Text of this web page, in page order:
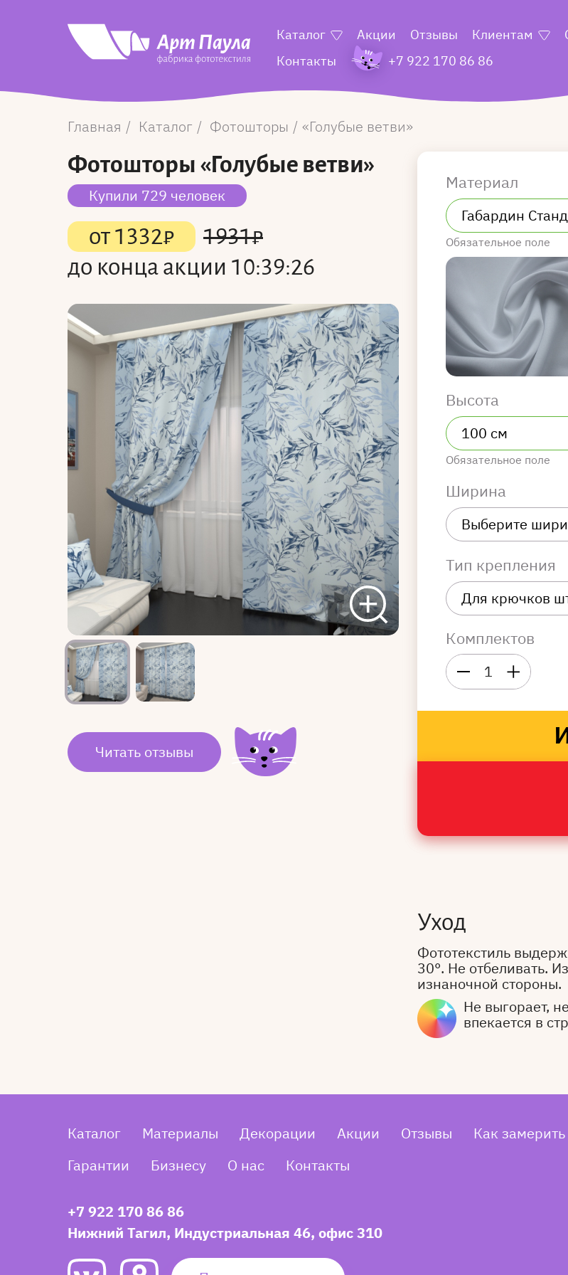
Каталог Акции Отзывы Клиентам
Контакты
+7 922 170 86 86
Главная Каталог Фотошторы Голубые ветви
Фотошторы «Голубые ветви»
Купили 729 человек
от1332₽ 1931₽
до конца акции 10:39:26
Читать отзывы
Материал
Обязательное поле
Высота
Обязательное поле
Ширина
Тип крепления
Комплектов
1
Уход
Фототекстиль
30°. Не отбеливать.
изнаночной стороны.
Не выгорает,
впекается в
Каталог Материалы Декорации Акции Отзывы Как замерить
Гарантии
Бизнесу О нас Контакты
+7 922 170 86 86
Нижний Тагил, Индустриальная 46, офис 310